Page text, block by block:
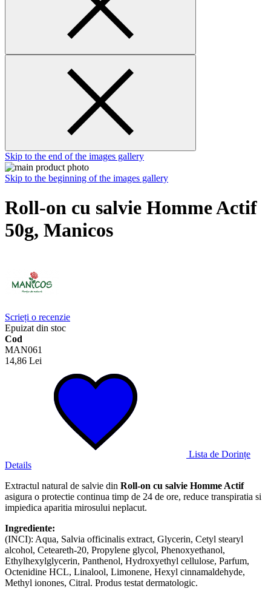
Skip to the end of the images gallery
Skip to the beginning of the images gallery
Roll-on cu salvie Homme Actif
50g, Manicos
Scrieți o recenzie
Epuizat din stoc
Cod
MAN061
14,86 Lei
Lista de Dorințe
Details
Extractul natural de salvie din Roll-on cu salvie Homme Actif
asigura o protectie continua timp de 24 de ore, reduce transpiratia si
impiedica aparitia mirosului neplacut.
Ingrediente:
(INCI): Aqua, Salvia officinalis extract, Glycerin, Cetyl stearyl
alcohol, Ceteareth-20, Propylene glycol, Phenoxyethanol,
Ethylhexylglycerin, Panthenol, Hydroxyethyl cellulose, Parfum,
Octenidine HCL, Linalool, Limonene, Hexyl cinnamaldehyde,
Methyl ionones, Citral. Produs testat dermatologic.